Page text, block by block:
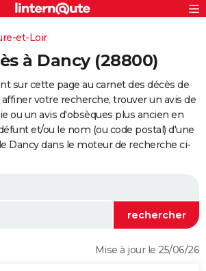
S'inscrire
Connexion
et-Loir
à Dancy (28800)
sur cette page au carnet des décès de
affiner votre recherche, trouver un avis de
ou un avis d'obsèques plus ancien en
et/ou le nom (ou code postal) d'une
Dancy dans le moteur de recherche ci-
Mise à jour le 25/06/26